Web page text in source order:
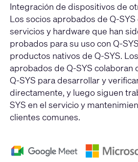
Integración de dispositivos de
Los socios aprobados de Q-
servicios y hardware que han
probados para su uso con Q-
productos nativos de Q-SYS.
aprobados de Q-SYS colaboran
Q-SYS para desarrollar y
directamente, y luego siguen
SYS en el servicio y
clientes comunes.